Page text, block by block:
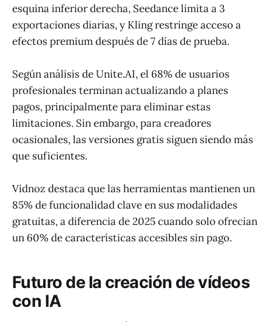
esquina inferior derecha, Seedance limita a 3
exportaciones diarias, y Kling restringe acceso a
efectos premium después de 7 días de prueba.
Según análisis de Unite.AI, el 68% de usuarios
profesionales terminan actualizando a planes
pagos, principalmente para eliminar estas
limitaciones. Sin embargo, para creadores
ocasionales, las versiones gratis siguen siendo más
que suficientes.
Vidnoz destaca que las herramientas mantienen un
85% de funcionalidad clave en sus modalidades
gratuitas, a diferencia de 2025 cuando solo ofrecían
un 60% de características accesibles sin pago.
Futuro de la creación de vídeos
con IA